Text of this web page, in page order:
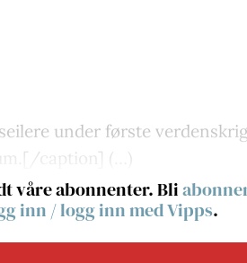
under første
caption] (…)
våre abonnenter. Bli
inn /logg inn med Vipps.